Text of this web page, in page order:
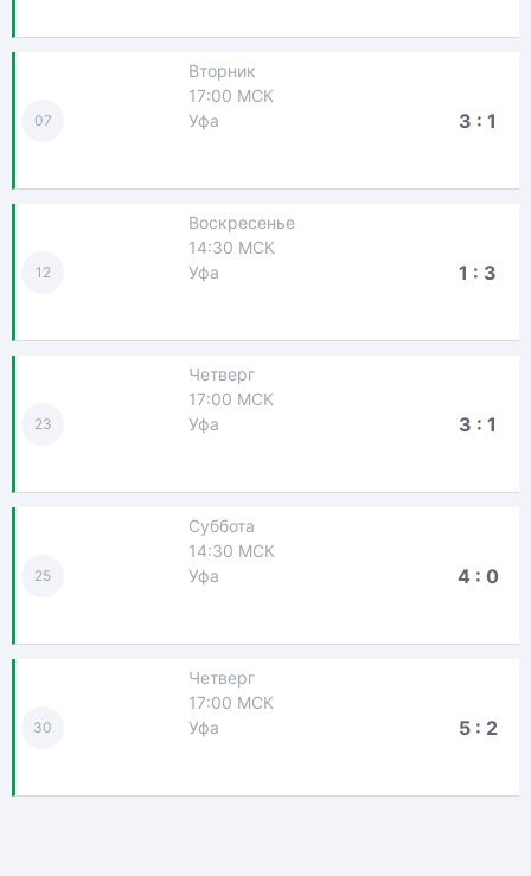
07
Вторник
17:00 МСК
Уфа
3 : 1
12
Воскресенье
14:30 МСК
Уфа
1 : 3
23
Четверг
17:00 МСК
Уфа
3 : 1
25
Суббота
14:30 МСК
Уфа
4 : 0
30
Четверг
17:00 МСК
Уфа
5 : 2